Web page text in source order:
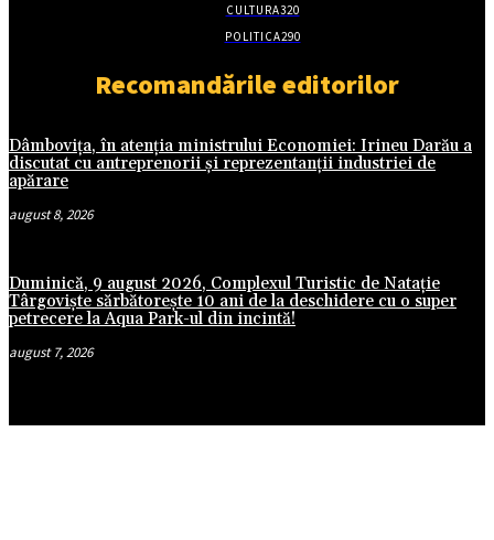
CULTURA320
POLITICA290
Recomandările editorilor
Dâmbovița, în atenția ministrului Economiei: Irineu Darău a
discutat cu antreprenorii și reprezentanții industriei de
apărare
august 8, 2026
Duminică, 9 august 2026, Complexul Turistic de Natație
Târgoviște sărbătorește 10 ani de la deschidere cu o super
petrecere la Aqua Park-ul din incintă!
august 7, 2026